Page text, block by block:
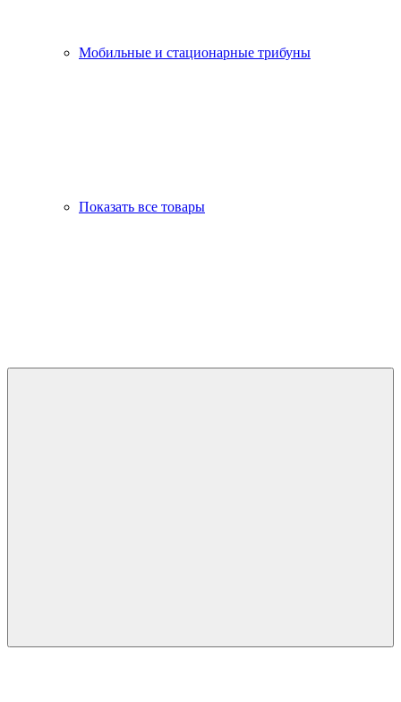
Мобильные и стационарные трибуны
Показать все товары